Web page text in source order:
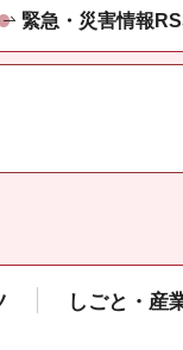
緊急・災害情報
しごと・産